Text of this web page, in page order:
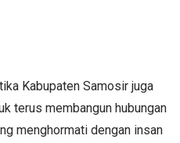
Kabupaten Samosir juga
terus membangun hubungan
menghormati dengan insan